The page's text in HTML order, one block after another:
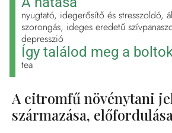
nyugtató, idegerősítő és stresszoldó,
szorongás, ideges eredetű
depresszió
Így találod meg a
tea
A citromfű növénytani
származása, előfordulása